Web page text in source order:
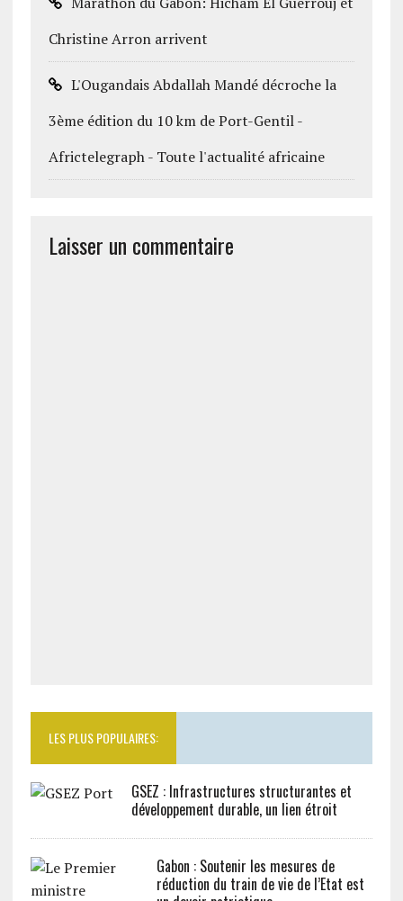
Christine Arron arrivent
L'Ougandais Abdallah Mandé décroche la
3ème édition du 10 km de Port-Gentil -
Africtelegraph - Toute l'actualité africaine
Laisser un commentaire
LES PLUS POPULAIRES:
GSEZ : Infrastructures structurantes et
développement durable, un lien étroit
Gabon : Soutenir les mesures de
réduction du train de vie de l’Etat est